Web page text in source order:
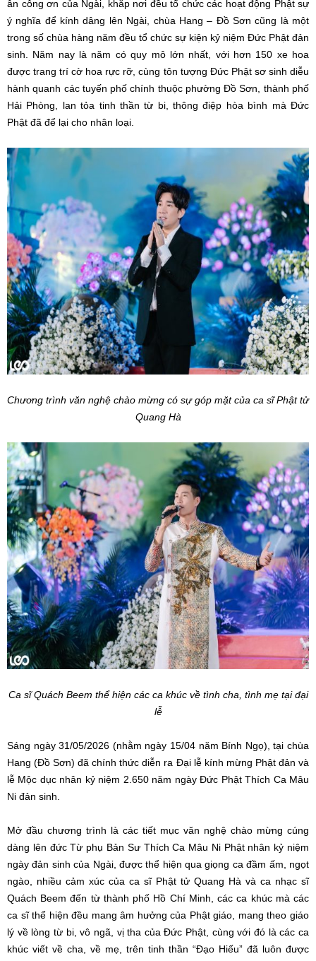
ân công ơn của Ngài, khắp nơi đều tổ chức các hoạt động Phật sự
ý nghĩa để kính dâng lên Ngài, chùa Hang – Đồ Sơn cũng là một
trong số chùa hàng năm đều tổ chức sự kiện kỷ niệm Đức Phật đản
sinh. Năm nay là năm có quy mô lớn nhất, với hơn 150 xe hoa
được trang trí cờ hoa rực rỡ, cùng tôn tượng Đức Phật sơ sinh diễu
hành quanh các tuyến phố chính thuộc phường Đồ Sơn, thành phố
Hải Phòng, lan tỏa tinh thần từ bi, thông điệp hòa bình mà Đức
Phật đã để lại cho nhân loại.
Chương trình văn nghệ chào mừng có sự góp mặt của ca sĩ Phật tử
Quang Hà
Ca sĩ Quách Beem thể hiện các ca khúc về tình cha, tình mẹ tại đại
lễ
Sáng ngày 31/05/2026 (nhằm ngày 15/04 năm Bính Ngọ), tại chùa
Hang (Đồ Sơn) đã chính thức diễn ra Đại lễ kính mừng Phật đản và
lễ Mộc dục nhân kỷ niệm 2.650 năm ngày Đức Phật Thích Ca Mâu
Ni đản sinh.
Mở đầu chương trình là các tiết mục văn nghệ chào mừng cúng
dàng lên đức Từ phụ Bản Sư Thích Ca Mâu Ni Phật nhân kỷ niệm
ngày đản sinh của Ngài, được thể hiện qua giọng ca đầm ấm, ngọt
ngào, nhiều cảm xúc của ca sĩ Phật tử Quang Hà và ca nhạc sĩ
Quách Beem đến từ thành phố Hồ Chí Minh, các ca khúc mà các
ca sĩ thể hiện đều mang âm hưởng của Phật giáo, mang theo giáo
lý về lòng từ bi, vô ngã, vị tha của Đức Phật, cùng với đó là các ca
khúc viết về cha, về mẹ, trên tinh thần “Đạo Hiếu” đã luôn được